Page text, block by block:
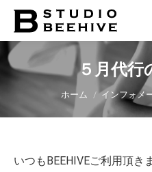
５月代行
You are here:ホーム インフォメ
いつもBEEHIVEご利用頂き